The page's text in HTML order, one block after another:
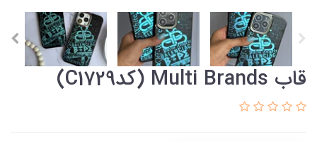
قاب Multi Brands (کدC1729)